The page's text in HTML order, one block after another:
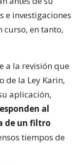
e investigaciones
curso, en tanto,
a la revisión que
de la Ley Karin,
aplicación,
al
de un filtro
tiempos de